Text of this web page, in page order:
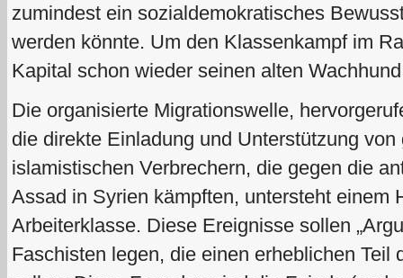
zumindest ein sozialdemokratisches
werden könnte. Um den Klassenkampf im
Kapital schon wieder seinen alten
Die organisierte Migrationswelle,
die direkte Einladung und Unterstützung
islamistischen Verbrechern, die gegen die
Assad in Syrien kämpften, untersteht einem
Arbeiterklasse. Diese Ereignisse sollen
Faschisten legen, die einen erheblichen Teil